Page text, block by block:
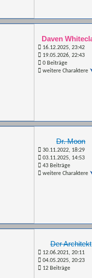
Daven
16.12.2025, 23:42
19.05.2026, 22:43
0 Beiträge
weitere Charaktere
Dr. Moon
30.11.2022, 18:29
03.11.2025, 14:53
43 Beiträge
weitere Charaktere
Der Architekt
12.06.2021, 20:11
04.05.2025, 20:23
12 Beiträge